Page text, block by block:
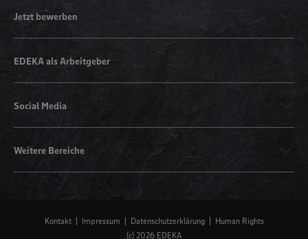
Jetzt bewerben
EDEKA als Arbeitgeber
Social Media
Weitere Bereiche
Kontakt Impressum Datenschutzerklärung
Human Rights
(c) 2026 EDEKA